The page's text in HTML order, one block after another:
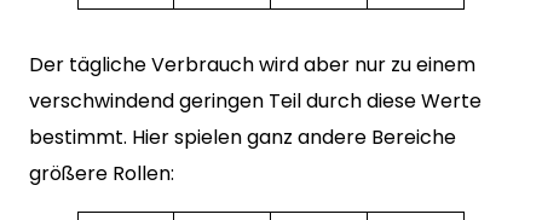
Der tägliche Verbrauch wird aber nur zu einem
verschwindend geringen Teil durch diese Werte
bestimmt. Hier spielen ganz andere Bereiche
größere Rollen: